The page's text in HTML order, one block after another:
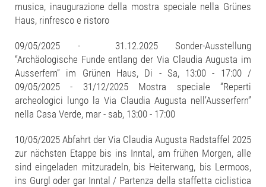
musica, inaugurazione della mostra speciale nella Grünes
Haus, rinfresco e ristoro
09/05/2025 - 31.12.2025 Sonder-Ausstellung
“Archäologische Funde entlang der Via Claudia Augusta im
Ausserfern” im Grünen Haus, Di - Sa, 13:00 - 17:00 /
09/05/2025 - 31/12/2025 Mostra speciale “Reperti
archeologici lungo la Via Claudia Augusta nell’Ausserfern”
nella Casa Verde, mar - sab, 13:00 - 17:00
10/05/2025 Abfahrt der Via Claudia Augusta Radstaffel 2025
zur nächsten Etappe bis ins Inntal, am frühen Morgen, alle
sind eingeladen mitzuradeln, bis Heiterwang, bis Lermoos,
ins Gurgl oder gar Inntal / Partenza della staffetta ciclistica